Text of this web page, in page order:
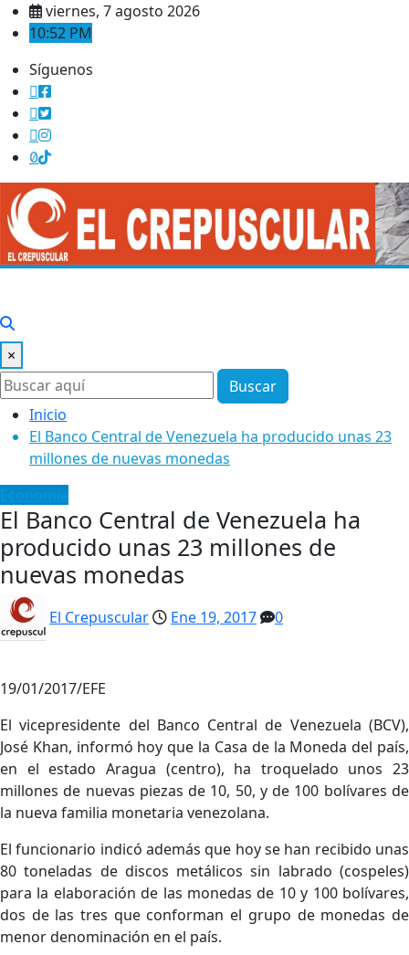
Saltar viernes, 7 agosto 2026
10:52 PM
Síguenos
×
Buscar
Inicio
El Banco Central de Venezuela ha producido unas 23
millones de nuevas monedas
El Banco Central de Venezuela ha
producido unas 23 millones de
nuevas monedas
El Crepuscular Ene 19, 2017 0
19/01/2017/EFE
El vicepresidente del Banco Central de Venezuela (BCV),
José Khan, informó hoy que la Casa de la Moneda del país,
en el estado Aragua (centro), ha troquelado unos 23
millones de nuevas piezas de 10, 50, y de 100 bolívares de
la nueva familia monetaria venezolana.
El funcionario indicó además que hoy se han recibido unas
80 toneladas de discos metálicos sin labrado (cospeles)
para la elaboración de las monedas de 10 y 100 bolívares,
dos de las tres que conforman el grupo de monedas de
menor denominación en el país.